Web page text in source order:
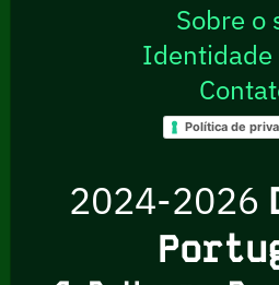
Sobre o
Identidade
Política de
2024-2026